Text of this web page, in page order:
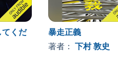
くだ
暴走正義
著者：下村 敦史